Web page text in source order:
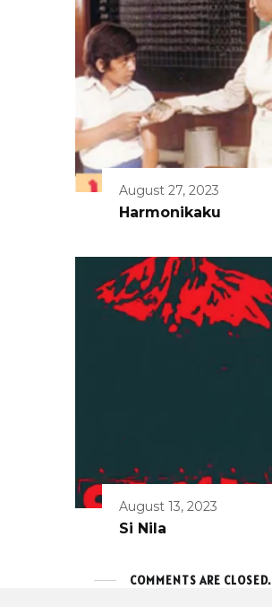
August 27, 2023
Harmonikaku
August 13, 2023
Si Nila
COMMENTS ARE CLOSED.